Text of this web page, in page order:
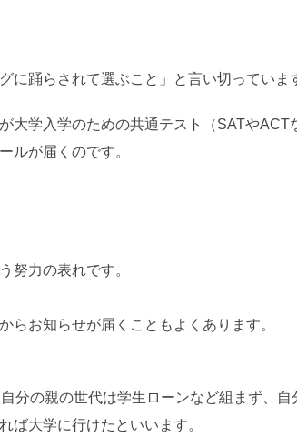
踊らされて選ぶこと」と言い切っていま
大学入学のための共通テスト（SATやACT
ルが届くのです。
努力の表れです。
らお知らせが届くこともよくあります。
分の親の世代は学生ローンなど組まず、自
ば大学に行けたといいます。